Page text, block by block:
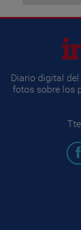
Diario digital
fotos sobre los